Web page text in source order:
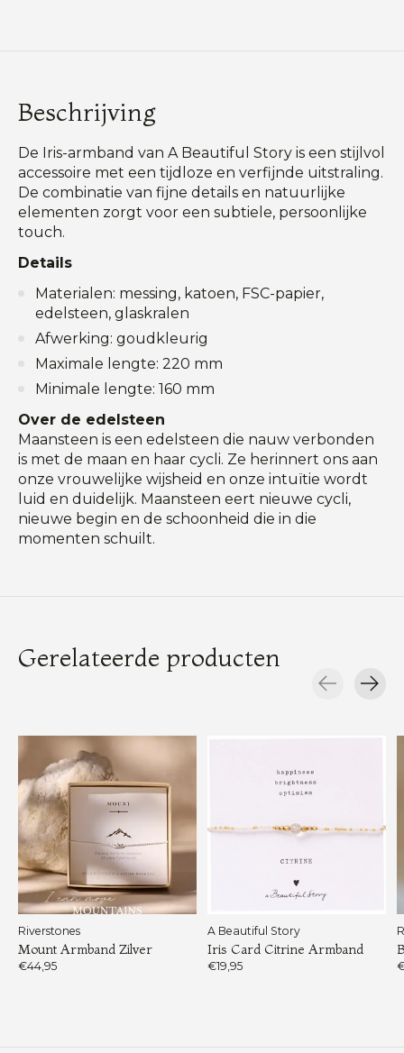
Beschrijving
De Iris-armband van A Beautiful Story is een stijlvol
accessoire met een tijdloze en verfijnde uitstraling.
De combinatie van fijne details en natuurlijke
elementen zorgt voor een subtiele, persoonlijke
touch.
Details
Materialen: messing, katoen, FSC-papier,
edelsteen, glaskralen
Afwerking: goudkleurig
Maximale lengte: 220 mm
Minimale lengte: 160 mm
Over de edelsteen
Maansteen is een edelsteen die nauw verbonden
is met de maan en haar cycli. Ze herinnert ons aan
onze vrouwelijke wijsheid en onze intuïtie wordt
luid en duidelijk. Maansteen eert nieuwe cycli,
nieuwe begin en de schoonheid die in die
momenten schuilt.
Gerelateerde producten
Riverstones
Mount Armband Zilver
€44,95
A Beautiful Story
Iris Card Citrine Armband
€19,95